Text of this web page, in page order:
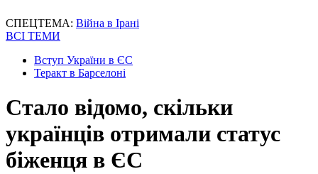
СПЕЦТЕМА: Війна в Ірані
ВСІ ТЕМИ
Вступ України в ЄС
Теракт в Барселоні
Стало відомо, скільки
українців отримали статус
біженця в ЄС